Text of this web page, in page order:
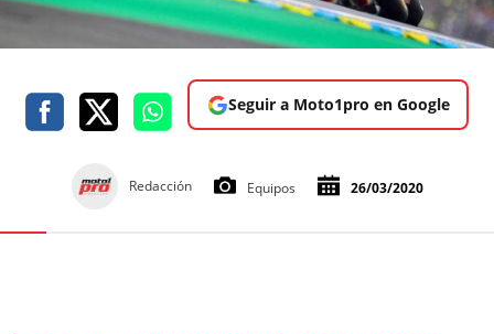
Seguir a Moto1pro en Google
Redacción Equipos 26/03/2020